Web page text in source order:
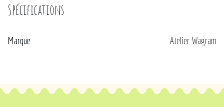
Spécifications
Marque Atelier Wagram